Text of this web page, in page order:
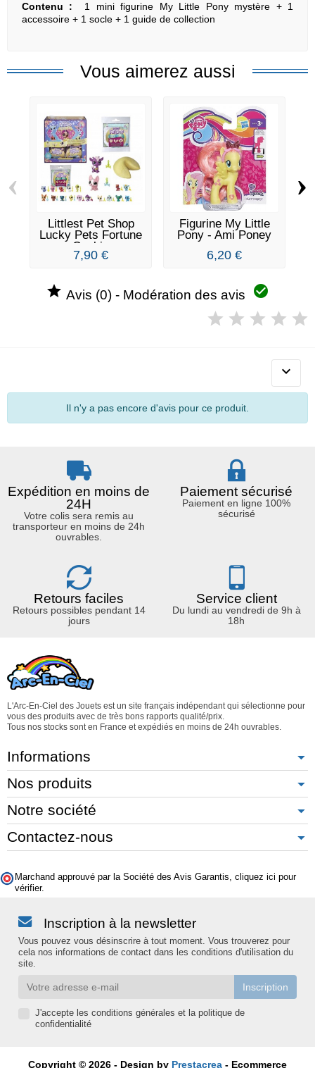
Contenu :
1 mini figurine My Little Pony mystère + 1
accessoire + 1 socle + 1 guide de collection
Vous aimerez aussi
Littlest Pet Shop
Lucky Pets Fortune
Cookie
7,90 €
Figurine My Little
Pony - Ami Poney
6,20 €
‹ ›
 Avis (0) - Modération des avis 

Il n'y a pas encore d'avis pour ce produit.
Expédition en moins de
24H
Votre colis sera remis au
transporteur en moins de 24h
ouvrables.
Paiement sécurisé
Paiement en ligne 100%
sécurisé
Retours faciles
Retours possibles pendant 14
jours
Service client
Du lundi au vendredi de 9h à
18h
L'Arc-En-Ciel des Jouets est un site français indépendant qui sélectionne pour
vous des produits avec de très bons rapports qualité/prix.
Tous nos stocks sont en France et expédiés en moins de 24h ouvrables.
Informations
Nos produits
Notre société
Contactez-nous
Marchand approuvé par la Société des Avis Garantis, cliquez ici pour
vérifier.
Inscription à la newsletter
Vous pouvez vous désinscrire à tout moment. Vous trouverez pour
cela nos informations de contact dans les conditions d'utilisation du
site.
J'accepte les conditions générales et la politique de
confidentialité
Copyright © 2026 - Design by Prestacrea - Ecommerce